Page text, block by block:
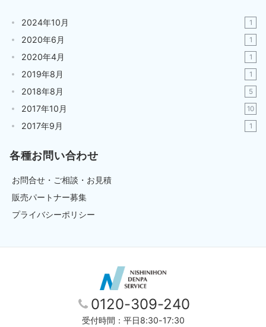
2024年10月 1
2020年6月 1
2020年4月 1
2019年8月 1
2018年8月 5
2017年10月 10
2017年9月 1
各種お問い合わせ
お問合せ・ご相談・お見積
販売パートナー募集
プライバシーポリシー
0120-309-240
受付時間：平日8:30-17:30